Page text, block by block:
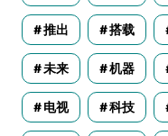
推出 搭载
未来 机器
电视 科技